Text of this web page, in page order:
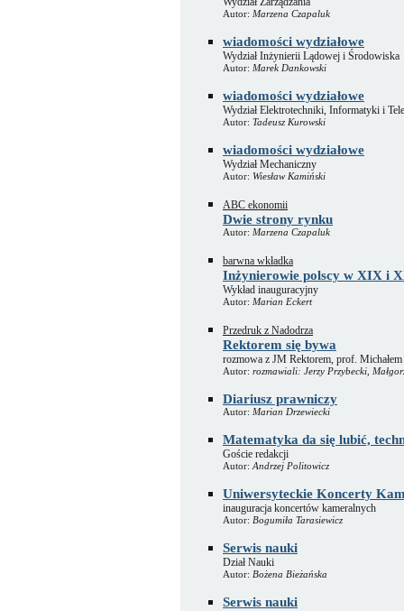
Autor: Marzena Czapaluk
wiadomości wydziałowe
Wydział Inżynierii Lądowej i Środowiska
Autor: Marek Dankowski
wiadomości wydziałowe
Wydział Elektrotechniki, Informatyki i
Autor: Tadeusz Kurowski
wiadomości wydziałowe
Wydział Mechaniczny
Autor: Wiesław Kamiński
ABC ekonomii
Dwie strony rynku
Autor: Marzena Czapaluk
barwna wkładka
Inżynierowie polscy w XIX i
Wykład inauguracyjny
Autor: Marian Eckert
Przedruk z Nadodrza
Rektorem się bywa
rozmowa z JM Rektorem, prof.
Autor: rozmawiali: Jerzy Przybecki,
Diariusz prawniczy
Autor: Marian Drzewiecki
Matematyka da się lubić,
Goście redakcji
Autor: Andrzej Politowicz
Uniwersyteckie Koncerty
inauguracja koncertów kameralnych
Autor: Bogumiła Tarasiewicz
Serwis nauki
Dział Nauki
Autor: Bożena Bieżańska
Serwis nauki